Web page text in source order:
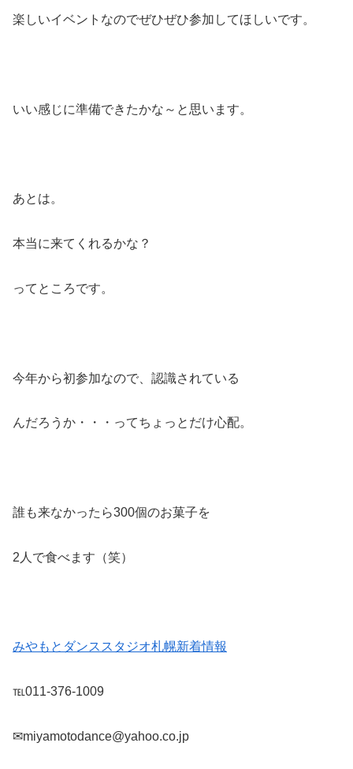
楽しいイベントなのでぜひぜひ参加してほしいです。
いい感じに準備できたかな～と思います。
あとは。
本当に来てくれるかな？
ってところです。
今年から初参加なので、認識されている
んだろうか・・・ってちょっとだけ心配。
誰も来なかったら300個のお菓子を
2人で食べます（笑）
みやもとダンススタジオ札幌新着情報
℡011-376-1009
✉miyamotodance@yahoo.co.jp